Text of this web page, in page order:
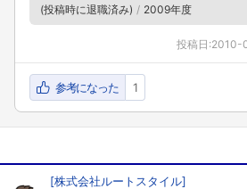
(投稿時に退職済み)
2009年度
投稿日:2010-
参考になった 1
[株式会社ルートスタイル]